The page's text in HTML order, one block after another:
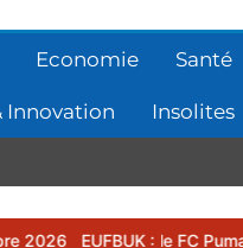
Economie Santé
Innovation Insolites
clôture la saison